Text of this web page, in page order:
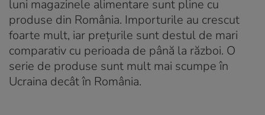
luni magazinele alimentare sunt pline cu
produse din România. Importurile au crescut
foarte mult, iar prețurile sunt destul de mari
comparativ cu perioada de până la război. O
serie de produse sunt mult mai scumpe în
Ucraina decât în România.